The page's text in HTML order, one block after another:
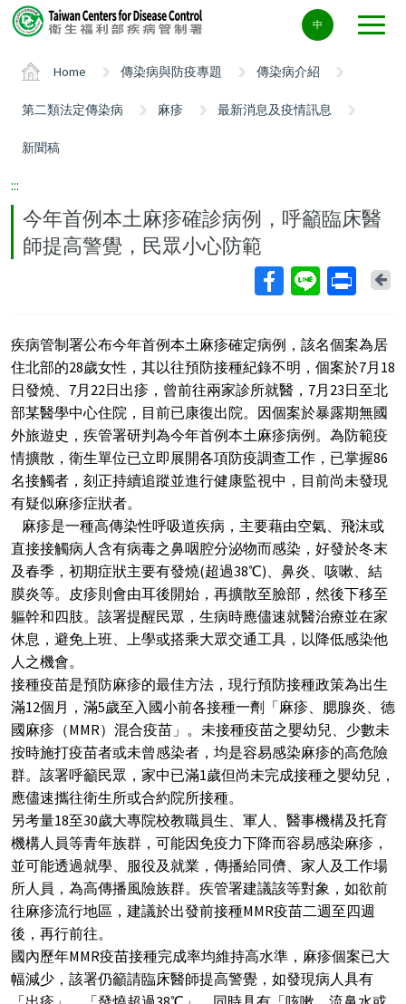
Center
block
中
Home 傳染病與防疫專題 傳染病介紹
第二類法定傳染病 麻疹 最新消息及疫情訊息
新聞稿
:::
今年首例本土麻疹確診病例，呼籲臨床醫
師提高警覺，民眾小心防範
疾病管制署公布今年首例本土麻疹確定病例，該名個案為居
住北部的28歲女性，其以往預防接種紀錄不明，個案於7月18
日發燒、7月22日出疹，曾前往兩家診所就醫，7月23日至北
部某醫學中心住院，目前已康復出院。因個案於暴露期無國
外旅遊史，疾管署研判為今年首例本土麻疹病例。為防範疫
情擴散，衛生單位已立即展開各項防疫調查工作，已掌握86
名接觸者，刻正持續追蹤並進行健康監視中，目前尚未發現
有疑似麻疹症狀者。
麻疹是一種高傳染性呼吸道疾病，主要藉由空氣、飛沫或
直接接觸病人含有病毒之鼻咽腔分泌物而感染，好發於冬末
及春季，初期症狀主要有發燒(超過38℃)、鼻炎、咳嗽、結
膜炎等。皮疹則會由耳後開始，再擴散至臉部，然後下移至
軀幹和四肢。該署提醒民眾，生病時應儘速就醫治療並在家
休息，避免上班、上學或搭乘大眾交通工具，以降低感染他
人之機會。
接種疫苗是預防麻疹的最佳方法，現行預防接種政策為出生
滿12個月，滿5歲至入國小前各接種一劑「麻疹、腮腺炎、德
國麻疹（MMR）混合疫苗」。未接種疫苗之嬰幼兒、少數未
按時施打疫苗者或未曾感染者，均是容易感染麻疹的高危險
群。該署呼籲民眾，家中已滿1歲但尚未完成接種之嬰幼兒，
應儘速攜往衛生所或合約院所接種。
另考量18至30歲大專院校教職員生、軍人、醫事機構及托育
機構人員等青年族群，可能因免疫力下降而容易感染麻疹，
並可能透過就學、服役及就業，傳播給同儕、家人及工作場
所人員，為高傳播風險族群。疾管署建議該等對象，如欲前
往麻疹流行地區，建議於出發前接種MMR疫苗二週至四週
後，再行前往。
國內歷年MMR疫苗接種完成率均維持高水準，麻疹個案已大
幅減少，該署仍籲請臨床醫師提高警覺，如發現病人具有